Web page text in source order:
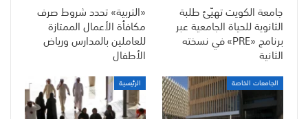
جامعة الكويت تهيّئ طلبة
الثانوية للحياة الجامعية عبر
برنامج «PRE» في نسخته
الثانية
«التربية» تحدد شروط صرف
مكافأة الأعمال الممتازة
للعاملين بالمدارس ورياض
الأطفال
الجامعات الخاصة الرئيسية